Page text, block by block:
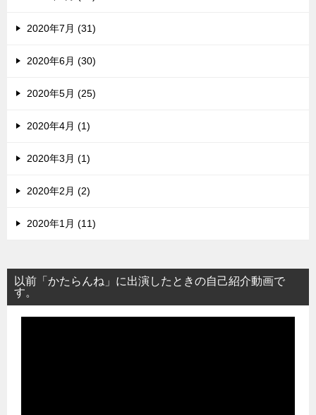
2020年7月 (31)
2020年6月 (30)
2020年5月 (25)
2020年4月 (1)
2020年3月 (1)
2020年2月 (2)
2020年1月 (11)
以前「かたらんね」に出演したときの自己紹介動画で
す。